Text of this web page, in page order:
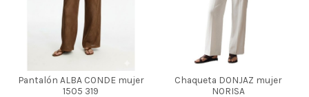
Pantalón ALBA CONDE mujer
1505 319
40 44
Chaqueta DONJAZ mujer
NORISA
VERDE LIMA
42 44